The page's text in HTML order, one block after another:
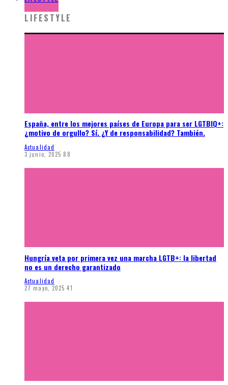
LIFESTYLE
España, entre los mejores países de Europa para ser LGTBIQ+:
¿motivo de orgullo? Sí. ¿Y de responsabilidad? También.
Actualidad
3 junio, 2025 88
Hungría veta por primera vez una marcha LGTB+: la libertad
no es un derecho garantizado
Actualidad
27 mayo, 2025 41